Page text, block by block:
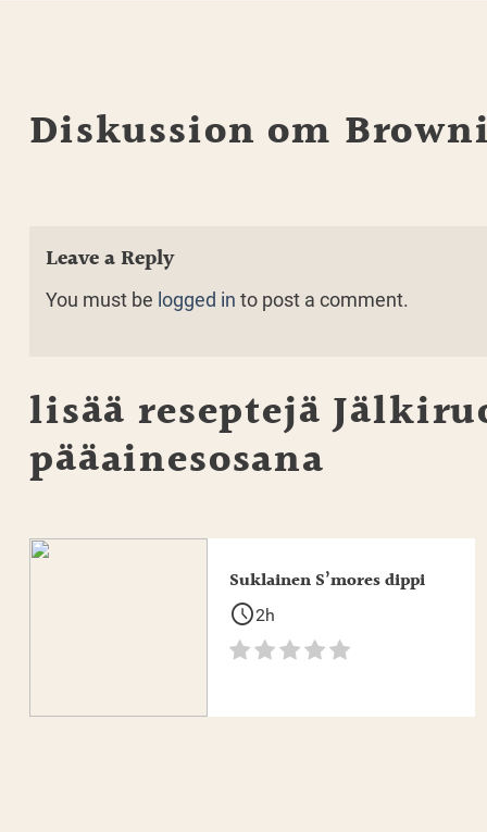
Diskussion om
Leave a Reply
You must be logged in to post a comment.
lisää reseptejä
pääainesosana
Suklainen S’mores dippi
schedule2h